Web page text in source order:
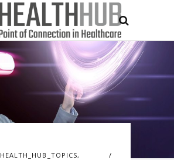
HEALTH_HUB_TOPICS,